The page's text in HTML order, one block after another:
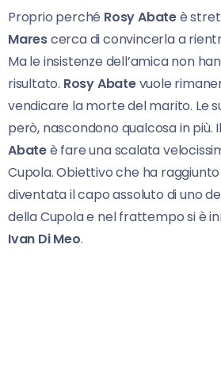
Proprio perché Rosy Abateè
Marescerca di convincerla a
Ma le insistenze dell’amica non
risultato. Rosy Abatevuole
vendicare la morte del marito. Le
però, nascondono qualcosa in più.
Abateè fare una scalata
Cupola. Obiettivo che ha
diventata il capo assoluto di uno
della Cupola e nel frattempo si è
Ivan Di Meo.